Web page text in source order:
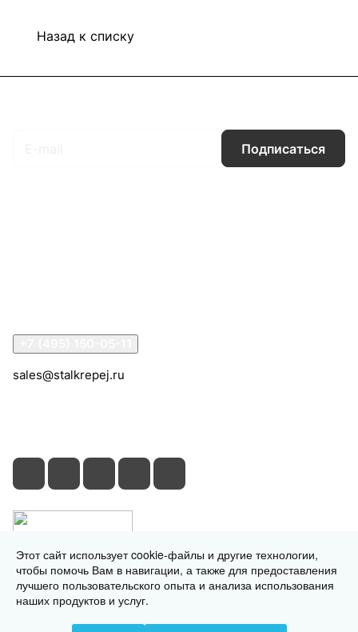
Назад к списку
Подписаться
sales@stalkrepej.ru
© 2026 © 2026 © СтальКрепеж - интернет-магазин
Этот сайт использует cookie-файлы и другие технологии,
чтобы помочь Вам в навигации, а также для предоставления
лучшего пользовательского опыта и анализа использования
наших продуктов и услуг.